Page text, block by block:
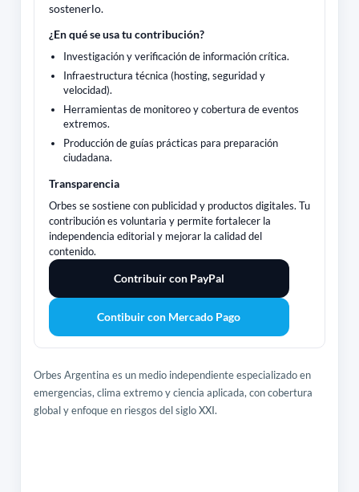
sostenerlo.
¿En qué se usa tu contribución?
Investigación y verificación de información crítica.
Infraestructura técnica (hosting, seguridad y
velocidad).
Herramientas de monitoreo y cobertura de eventos
extremos.
Producción de guías prácticas para preparación
ciudadana.
Transparencia
Orbes se sostiene con publicidad y productos digitales. Tu
contribución es voluntaria y permite fortalecer la
independencia editorial y mejorar la calidad del
contenido.
Contribuir con PayPal
Contibuir con Mercado Pago
Orbes Argentina es un medio independiente especializado en
emergencias, clima extremo y ciencia aplicada, con cobertura
global y enfoque en riesgos del siglo XXI.